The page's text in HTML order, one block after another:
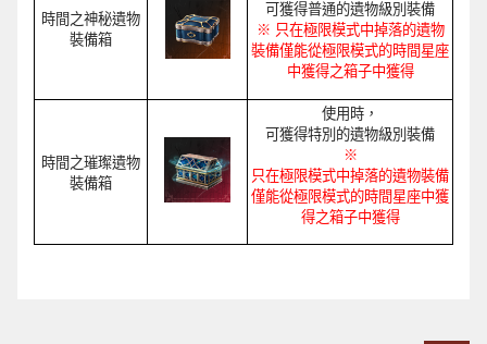
時間之神秘遺物
裝備箱
可獲得普通的遺物級別裝備
※ 只在極限模式中掉落的遺物
裝備僅能從極限模式的時間星座
中獲得之箱子中獲得
時間之璀璨遺物
裝備箱
使用時，
可獲得特別的遺物級別裝備
※
只在極限模式中掉落的遺物裝備
僅能從極限模式的時間星座中獲
得之箱子中獲得